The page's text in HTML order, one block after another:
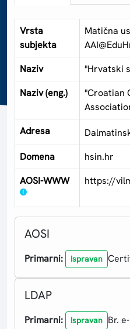
Vrsta
subjekta
Matična
Naziv
"Hrvatski
Naziv (eng.)
"Croatian
Adresa
Domena
hsin.hr
AOSI-WWW
https://
AOSI
Primarni: Ispravan
LDAP
Primarni: Ispravan Br.